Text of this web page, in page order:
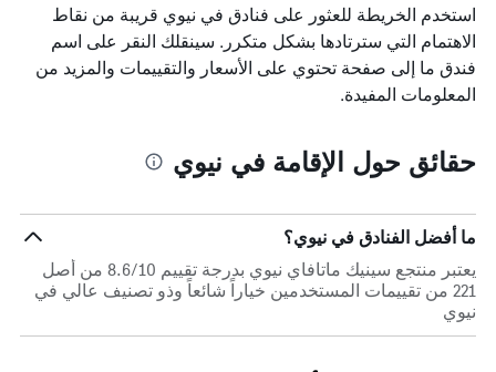
استخدم الخريطة للعثور على فنادق في نيوي قريبة من نقاط
الاهتمام التي سترتادها بشكل متكرر. سينقلك النقر على اسم
فندق ما إلى صفحة تحتوي على الأسعار والتقييمات والمزيد من
المعلومات المفيدة.
حقائق حول الإقامة في نيوي
ما أفضل الفنادق في نيوي؟
يعتبر منتجع سينيك ماتافاي نيوي بدرجة تقييم 8.6/10 من أصل
221 من تقييمات المستخدمين خياراً شائعاً وذو تصنيف عالي في
نيوي